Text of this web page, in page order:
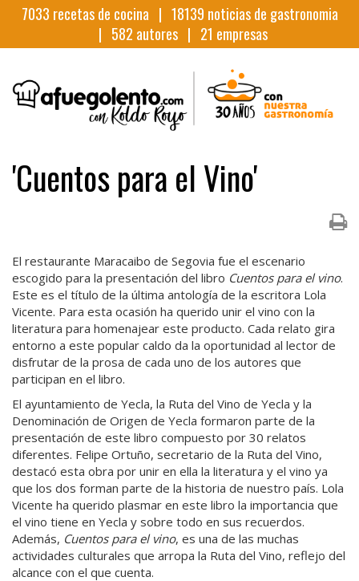
7033 recetas de cocina | 18139 noticias de gastronomia
| 582 autores | 21 empresas
'Cuentos para el Vino'
El restaurante Maracaibo de Segovia fue el escenario
escogido para la presentación del libro Cuentos para el vino.
Este es el título de la última antología de la escritora Lola
Vicente. Para esta ocasión ha querido unir el vino con la
literatura para homenajear este producto. Cada relato gira
entorno a este popular caldo da la oportunidad al lector de
disfrutar de la prosa de cada uno de los autores que
participan en el libro.
El ayuntamiento de Yecla, la Ruta del Vino de Yecla y la
Denominación de Origen de Yecla formaron parte de la
presentación de este libro compuesto por 30 relatos
diferentes. Felipe Ortuño, secretario de la Ruta del Vino,
destacó esta obra por unir en ella la literatura y el vino ya
que los dos forman parte de la historia de nuestro país. Lola
Vicente ha querido plasmar en este libro la importancia que
el vino tiene en Yecla y sobre todo en sus recuerdos.
Además, Cuentos para el vino, es una de las muchas
actividades culturales que arropa la Ruta del Vino, reflejo del
alcance con el que cuenta.